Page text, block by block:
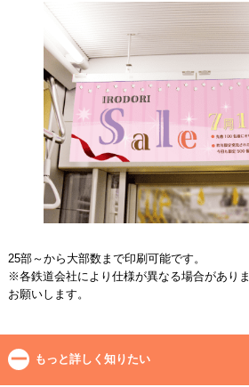
25部～から大部数まで印刷可能です。
※各鉄道会社により仕様が異なる場合があり
お願いします。
もっと詳しく知りたい